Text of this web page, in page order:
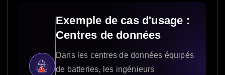
Exemple de cas d'usage :
Centres de données
Dans les centres de données équipés
de batteries, les ingénieurs